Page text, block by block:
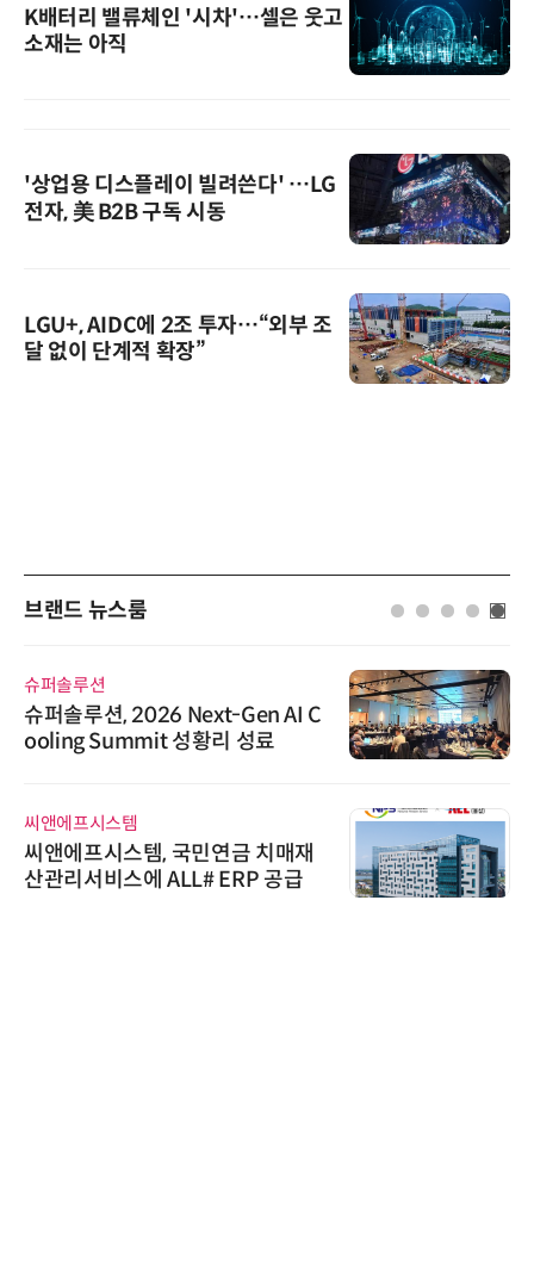
K배터리 밸류체인 '시차'…셀은 웃고
소재는 아직
'상업용 디스플레이 빌려쓴다' …LG
전자, 美 B2B 구독 시동
LGU+, AIDC에 2조 투자…“외부 조
달 없이 단계적 확장”
브랜드 뉴스룸
슈퍼솔루션
슈퍼솔루션, 2026 Next-Gen AI C
ooling Summit 성황리 성료
씨앤에프시스템
씨앤에프시스템, 국민연금 치매재
산관리서비스에 ALL# ERP 공급